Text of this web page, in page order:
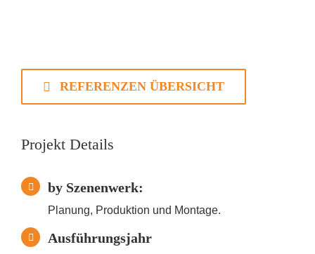
REFERENZEN ÜBERSICHT
Projekt Details
by Szenenwerk:
Planung, Produktion und Montage.
Ausführungsjahr